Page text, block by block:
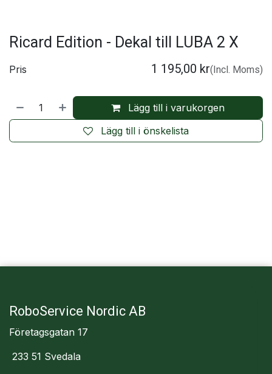
Ricard Edition - Dekal till LUBA 2 X
Lägg till i varukorgen
Lägg till i önskelista
Pris 1 195,00 kr(Incl. Moms)
RoboService Nordic AB
Företagsgatan 17
233 51 Svedala